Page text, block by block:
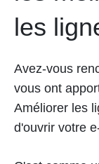
les
Avez-vous
vous ont
Améliorer les
d'ouvrir votre